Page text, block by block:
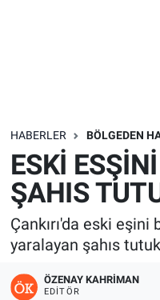
HABERLER BÖLGEDEN
ESKİ
ŞAHIS
Çankırı'da eski eşini
yaralayan şahıs
ÖZENAY KAHRIMAN
EDITÖR